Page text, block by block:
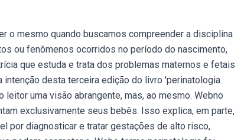
o mesmo quando buscamos compreender a disciplina
ou fenômenos ocorridos no período do nascimento,
que estuda e trata dos problemas maternos e fetais
desta terceira edição do livro 'perinatologia.
uma visão abrangente, mas, ao mesmo. Webno
exclusivamente seus bebês. Isso explica, em parte,
por diagnosticar e tratar gestações de alto risco,